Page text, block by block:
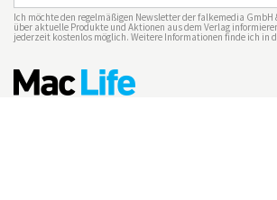
Ich möchte den regelmäßigen Newsletter der falkemedia GmbH
über aktuelle Produkte und Aktionen aus dem Verlag
jederzeit kostenlos möglich. Weitere Informationen finde ich in